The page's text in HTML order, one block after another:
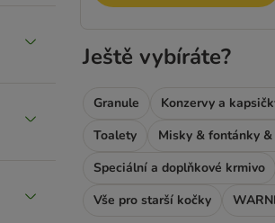
Ještě vybíráte?
Granule Konzervy a
Toalety
Misky & fontánky
Speciální a doplňkové krmivo
Vše pro starší kočky